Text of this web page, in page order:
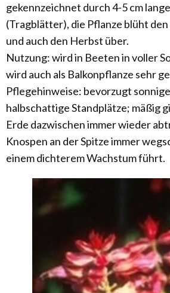
gekennzeichnet durch 4-5 cm
(Tragblätter), die Pflanze blüht den
und auch den Herbst über.
Nutzung: wird in Beeten in voller
wird auch als Balkonpflanze sehr
Pflegehinweise: bevorzugt
halbschattige Standplätze; mäßig
Erde dazwischen immer wieder
Knospen an der Spitze immer
einem dichterem Wachstum führt.